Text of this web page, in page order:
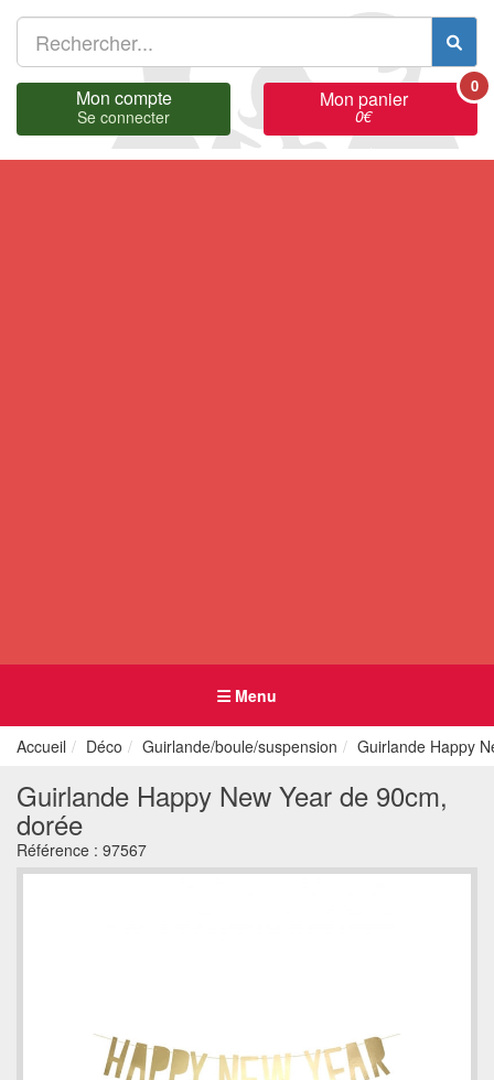
Mon compte
Se connecter
Mon panier
0€
0
Menu
Accueil Déco Guirlande/boule/suspension Guirlande Happy
Guirlande Happy New Year de 90cm,
dorée
Référence : 97567